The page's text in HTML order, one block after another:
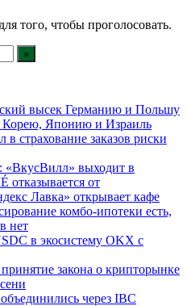
для того, чтобы проголосовать.
высек Германию и Польшу
Японию и Израиль
страхование заказов риски
«ВкусВилл» выходит в
отказывается от
Лавка» открывает кафе
комбо-ипотеки есть,
нет
в экосистему OKX с
закона о крипторынке
через IBC